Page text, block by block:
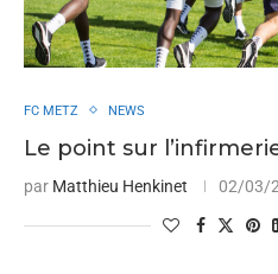
FC METZ NEWS
Le point sur
par Matthieu Henkinet 02/03/